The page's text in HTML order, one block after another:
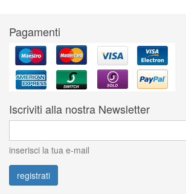
Pagamenti
Iscriviti alla nostra Newsletter
inserisci la tua e-mail